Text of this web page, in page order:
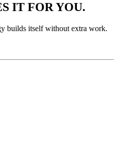
IT FOR YOU.
builds itself without extra work.